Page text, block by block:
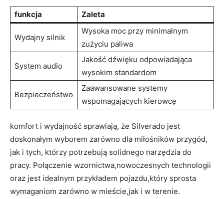
funkcja Zaleta
Wydajny silnik
Wysoka moc przy minimalnym
zużyciu paliwa
System audio
Jakość dźwięku odpowiadająca
wysokim standardom
Bezpieczeństwo
Zaawansowane systemy
wspomagających kierowcę
komfort i wydajność sprawiają, że Silverado jest
doskonałym wyborem zarówno dla miłośników przygód,
jak i tych, którzy potrzebują solidnego narzędzia do
pracy. Połączenie wzornictwa,nowoczesnych technologii
oraz jest idealnym przykładem pojazdu,który sprosta
wymaganiom zarówno w mieście,jak i w terenie.